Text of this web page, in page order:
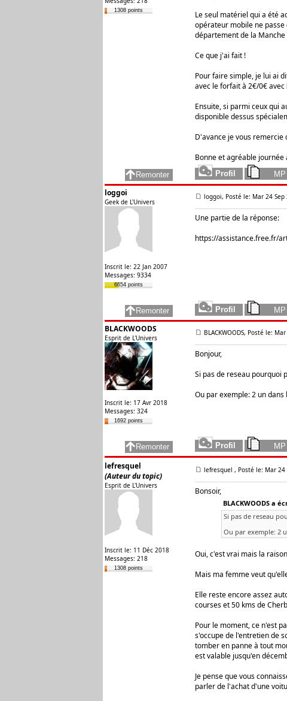
1308 points
Le seul matériel qui a été
opérateur mobile ne passe
département de la
Ce que j'ai fait !
Pour faire simple, je lui ai
avec le forfait à 2€/0€
Ensuite, si parmi ceux qui
disponible dessus
D'avance je vous
Bonne et agréable journée
loggoi
Geek de L'Univers
Inscrit le: 22 Jan 2007
Messages: 9334
6654 points
loggoi, Posté le: Mar 24 Sep
Une partie de la réponse:
https://assistance.free.fr/
BLACKWOODS
Esprit de L'Univers
Inscrit le: 17 Avr 2018
Messages: 324
1692 points
BLACKWOODS, Posté le:
Bonjour,
Si pas de reseau pourquoi
Ou par exemple: 2 un
lefresquel
(Auteur du topic)
Esprit de L'Univers
Inscrit le: 11 Déc 2018
Messages: 218
1308 points
lefresquel , Posté le: Mar 24
Bonsoir,
BLACKWOODS a
Si pas de reseau
Ou par exemple: 2
Oui, c'est vrai mais la
Mais ma femme veut
Elle reste encore assez
courses et 50 kms de
Pour le moment, ce n'est
s'occupe de l'entretien de
tomber en panne à tout
est valable jusqu'en
Je pense que vous
parler de l'achat d'une